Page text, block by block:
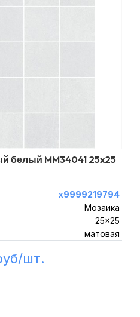
белый MM34041 25x25
х9999219794
Мозаика
25x25
матовая
шт.